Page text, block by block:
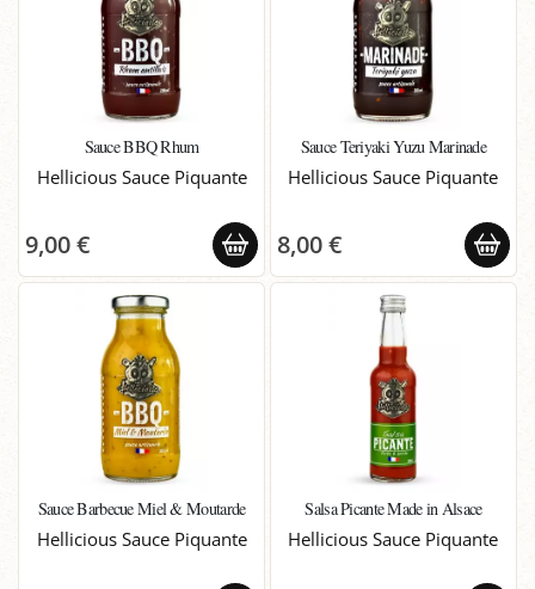
Sauce BBQ Rhum
Hellicious Sauce Piquante
9,00 €
Sauce Teriyaki Yuzu Marinade
Hellicious Sauce Piquante
8,00 €
Sauce Barbecue Miel & Moutarde
Hellicious Sauce Piquante
Salsa Picante Made in Alsace
Hellicious Sauce Piquante